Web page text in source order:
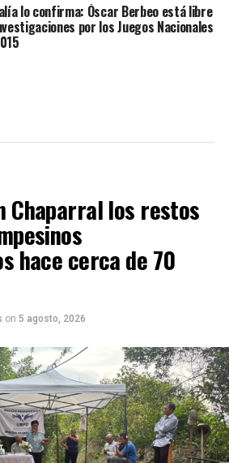
lo confirma: Óscar Berbeo está libre
por los Juegos Nacionales
Chaparral los restos
hace cerca de 70
on 5 agosto, 2026